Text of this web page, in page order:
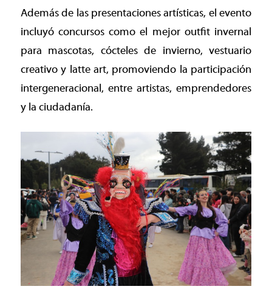
Además de las presentaciones artísticas, el evento
incluyó concursos como el mejor outfit invernal
para mascotas, cócteles de invierno, vestuario
creativo y latte art, promoviendo la participación
intergeneracional, entre artistas, emprendedores
y la ciudadanía.